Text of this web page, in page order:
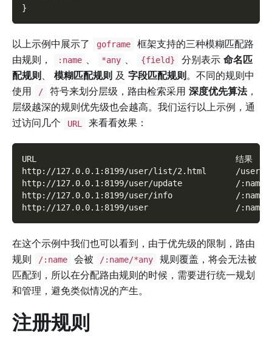
}
以上示例中展示了 goframe
框架支持的三种模糊匹配路
由规则，
:name 、 *any 、 {field} 分别表示 命名匹
配规则 、 模糊匹配规则 及 字段匹配规则 。不同的规则中
使用
/ 符号来划分层级，路由检索采用 深度优先算法，
层级越深的规则优先级也会越高。我们运行以上示例，通
过访问几个
URL 来看看效果：
URL                                         结果
http://127.0.0.1:8199/user/list/2.html      /
http://127.0.0.1:8199/user/update           /:name/
http://127.0.0.1:8199/user/info             /:name/
http://127.0.0.1:8199/user                  /:name/
在这个示例中我们也可以看到，由于优先级的限制，路由
规则
/:name 会被 /:name/*any
规则覆盖，将会无法被
匹配到，所以在分配路由规则的时候，需要进行统一规划
和管理，避免类似情况的产生。
注册规则